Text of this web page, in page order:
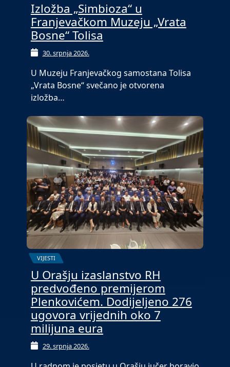
Izložba „Simbioza“ u
Franjevačkom Muzeju „Vrata
Bosne“ Tolisa
30. srpnja 2026.
U Muzeju Franjevačkog samostana Tolisa
„Vrata Bosne“ svečano je otvorena
izložba…
VIJESTI
U Orašju izaslanstvo RH
predvođeno premijerom
Plenkovićem. Dodijeljeno 276
ugovora vrijednih oko 7
milijuna eura
29. srpnja 2026.